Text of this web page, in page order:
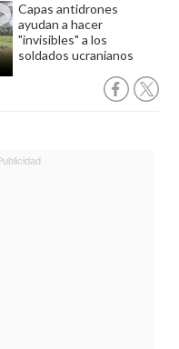
Capas antidrones
ayudan a hacer
"invisibles" a los
soldados ucranianos